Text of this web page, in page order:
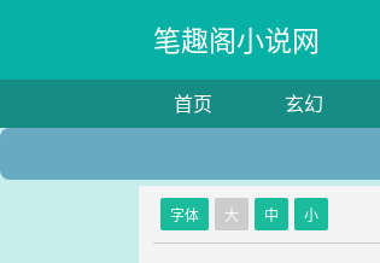
笔趣阁小说网
首页 玄幻
字体 大 中 小